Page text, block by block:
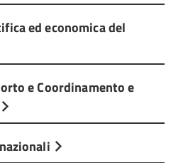
ed economica del
e Coordinamento e